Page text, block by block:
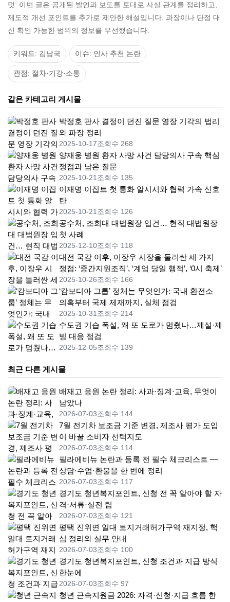
덧: 이번 글은 공개된 발언과 보도를 토대로 사실 관계를 정리하고,
제도적 개선 포인트를 추가로 제안한 해설입니다. 과장이나 단정 대
신 확인 가능한 범위의 정보를 우선했습니다.
키워드: 김남국 이슈: 인사 추천 논란
관점: 절차·기강·소통
같은 카테고리 게시물
박정호 판사 결정이 던진 질문 영장 기각의 법리
와 파장 정리
2025-10-17조회수 268
양재웅 병원 환자 사망 사건 담당의사 구속 핵심
쟁점과 남은 질문
2025-10-21 조회수 135
이재명 이집트 첫 통화 알시시와 협력 가속 신호
탄
2025-10-21 조회수 126
공수처, 조희대 대법원장 입건… 현직 대법원장
첫 사례
2025-12-10조회수 118
대전 국감 이후, 이장우 시장을 둘러싼 세 가지
쟁점: ‘중간지원조직’, ‘계엄 당일 행적’, ‘0시 축제’
2025-10-26조회수 166
‘캄보디아 그룹’ 정체는 무엇인가: 국내 환전소
의혹부터 국제 제재까지, 실체 점검
2025-10-31 조회수 214
수도권 기습 폭설, 왜 또 도로가 멈췄나…제설·제
빙 대응 점검
2025-12-05조회수 139
최근 다른 게시물
배재고 응원 논란 정리: 사과·징계·교육, 무엇이
남았나
2026-07-03조회수 144
7월 전기차 보조금 기준 변경, 제조사 평가 도입
이 바꿀 소비자 선택지도
2026-07-03조회수 114
필라에비뉴 논란과 등록 전 필수 체크리스트 —
상담·수업·환불을 한 번에 정리
2026-07-03조회수 117
경기도 청년복지포인트, 신청 전 꼭 알아야 할 자
격·서류·실전 팁
2026-07-03조회수 121
평택 진위면 일대 토지거래허가구역 재지정, 핵
심 정리와 실무 안내
2026-07-03조회수 100
경기도 청년복지포인트, 신청 조건과 지급 방식
한눈에
2026-07-03조회수 97
청년 근속지원금 2026: 자격·신청·지급 흐름 한